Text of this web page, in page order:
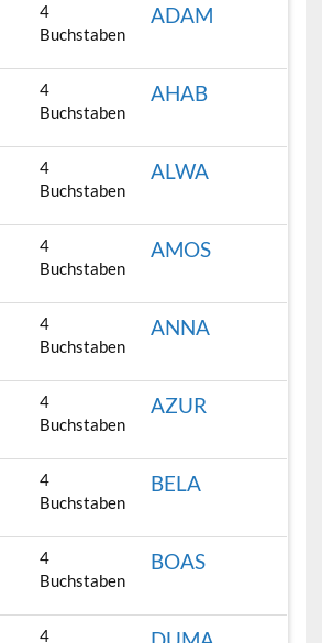
4
Buchstaben
ADAM
4
Buchstaben
AHAB
4
Buchstaben
ALWA
4
Buchstaben
AMOS
4
Buchstaben
ANNA
4
Buchstaben
AZUR
4
Buchstaben
BELA
4
Buchstaben
BOAS
4